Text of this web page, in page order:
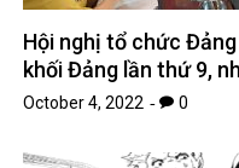
Hội nghị tổ chức
khối Đảng lần thứ 9,
October 4, 2022 0